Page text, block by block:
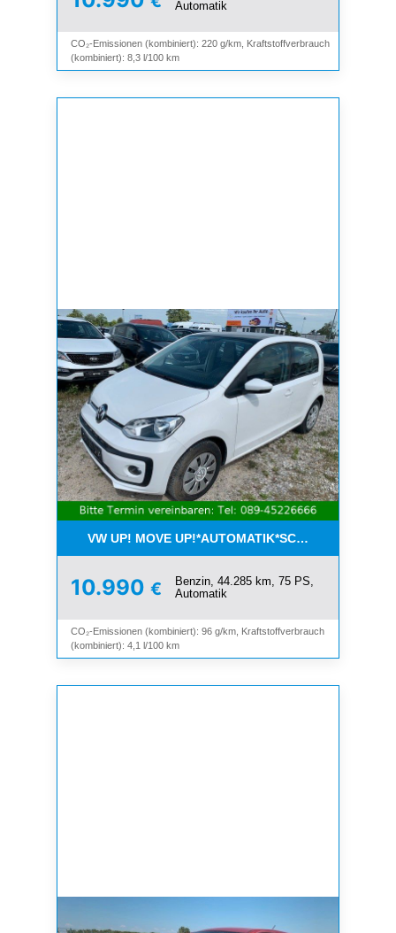
Automatik
CO₂-Emissionen (kombiniert): 220 g/km, Kraftstoffverbrauch
(kombiniert): 8,3 l/100 km
VW UP! MOVE
10.990 €
Benzin, 44.285 km, 75 PS,
Automatik
CO₂-Emissionen (kombiniert): 96 g/km, Kraftstoffverbrauch
(kombiniert): 4,1 l/100 km